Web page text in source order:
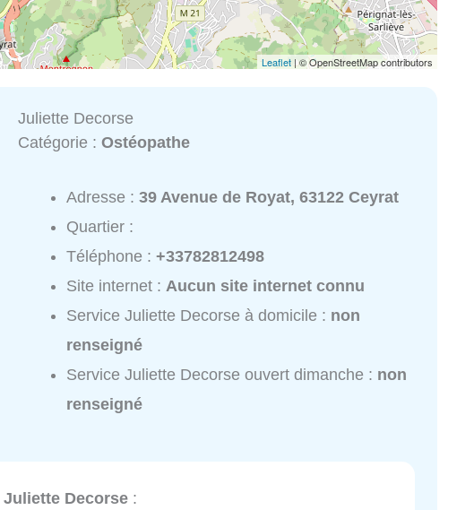
Leaflet | © OpenStreetMap contributors
Juliette Decorse
Catégorie :Ostéopathe
Adresse :39 Avenue de Royat, 63122 Ceyrat
Quartier :
Téléphone :+33782812498
Site internet :Aucun site internet connu
Service Juliette Decorse à domicile : non
renseigné
Service Juliette Decorse ouvert dimanche : non
renseigné
Juliette Decorse :